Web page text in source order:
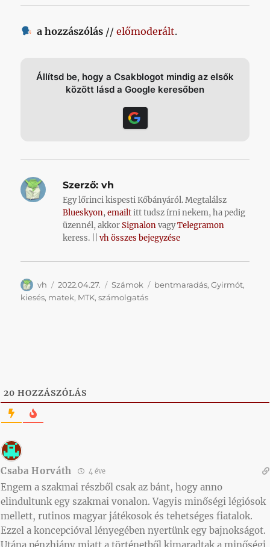
a hozzászólás// előmoderált.
Állítsd be, hogy a Csakblogot mindig az elsők
között lásd a Google keresőben
Szerző: vh
Egy lőrinci kispesti Kőbányáról. Megtalálsz
Blueskyon,emailtitt tudsz írni nekem, ha pedig
üzennél, akkorSignalonvagyTelegramon
keress. ||vh összes bejegyzése
Szerző
vh Közzétéve
2022.04.27. Kategória
Számok Címke
bentmaradás,Gyirmót,
kiesés, matek, MTK,számolgatás
20 HOZZÁSZÓLÁS
Csaba Horváth 4 éve
Engem a szakmai részből csak az bánt, hogy anno
elindultunk egy szakmai vonalon. Vagyis minőségi légiósok
mellett, rutinos magyar játékosok és tehetséges fiatalok.
Ezzel a koncepcióval lényegében nyertünk egy bajnokságot.